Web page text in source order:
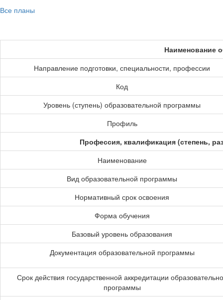
Все планы
Наименование
Направление подготовки, специальности, профессии
Код
Уровень (ступень) образовательной программы
Профиль
Профессия, квалификация (степень,
Наименование
Вид образовательной программы
Нормативный срок освоения
Форма обучения
Базовый уровень образования
Документация образовательной программы
Срок действия государственной аккредитации
программы